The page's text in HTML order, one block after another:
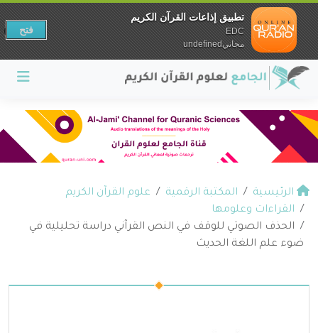
الرئيسية المكتبة الرقمية
علوم القرآن الكريم
القراءات وعلومها
الحذف الصوتي للوقف في النص القرآني دراسة تحليلية في
ضوء علم اللغة الحديث
تطبيق إذاعات القرآن الكريم
EDC
مجانيundefined
فتح